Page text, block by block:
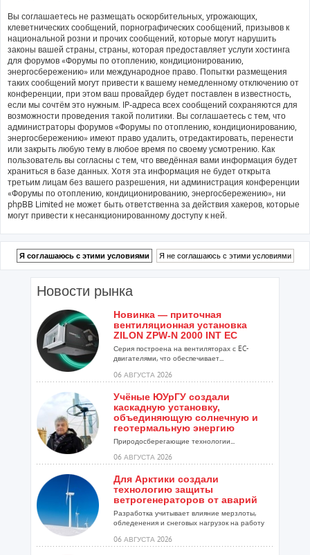
Вы соглашаетесь не размещать оскорбительных, угрожающих,
клеветнических сообщений, порнографических сообщений, призывов к
национальной розни и прочих сообщений, которые могут нарушить
законы вашей страны, страны, которая предоставляет услуги хостинга
для форумов «Форумы по отоплению, кондиционированию,
энергосбережению» или международное право. Попытки размещения
таких сообщений могут привести к вашему немедленному отключению от
конференции, при этом ваш провайдер будет поставлен в известность,
если мы сочтём это нужным. IP-адреса всех сообщений сохраняются для
возможности проведения такой политики. Вы соглашаетесь с тем, что
администраторы форумов «Форумы по отоплению, кондиционированию,
энергосбережению» имеют право удалить, отредактировать, перенести
или закрыть любую тему в любое время по своему усмотрению. Как
пользователь вы согласны с тем, что введённая вами информация будет
храниться в базе данных. Хотя эта информация не будет открыта
третьим лицам без вашего разрешения, ни администрация конференции
«Форумы по отоплению, кондиционированию, энергосбережению», ни
phpBB Limited не может быть ответственна за действия хакеров, которые
могут привести к несанкционированному доступу к ней.
Новости рынка
Новинка — приточная
вентиляционная установка
ZILON ZPW-N 2000 INT EC
Серия построена на вентиляторах с EC-
двигателями, что обеспечивает...
06 АВГУСТА 2026
Учёные ЮУрГУ создали
каскадную установку,
объединяющую солнечную и
геотермальную энергию
Природосберегающие технологии...
06 АВГУСТА 2026
Для Арктики создали
технологию защиты
ветрогенераторов от аварий
Разработка учитывает влияние мерзлоты,
обледенения и снеговых нагрузок на работу
06 АВГУСТА 2026